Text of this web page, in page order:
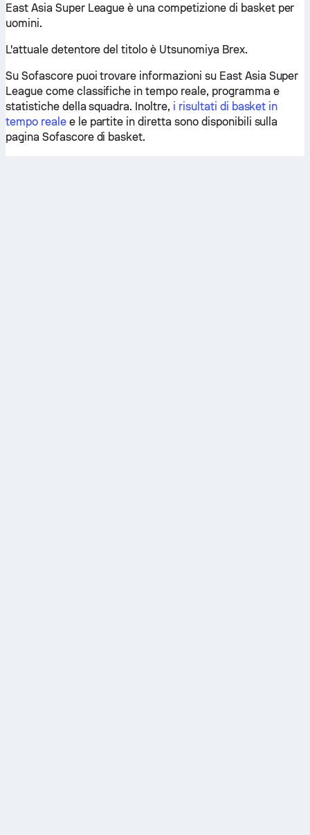
East Asia Super League è una competizione di basket per
uomini.
L'attuale detentore del titolo è Utsunomiya Brex.
Su Sofascore puoi trovare informazioni su East Asia Super
League come classifiche in tempo reale, programma e
statistiche della squadra. Inoltre, i risultati di basket in
tempo realee le partite in diretta sono disponibili sulla
pagina Sofascore di basket.